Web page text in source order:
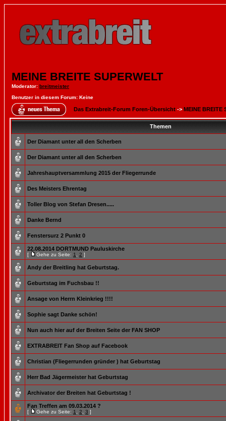
MEINE BREITE SUPERWELT
Moderator: breitmeister
Benutzer in diesem Forum: Keine
Das Extrabreit-Forum Foren-Übersicht -> MEINE BREITE
Themen
Der Diamant unter all den Scherben
Der Diamant unter all den Scherben
Jahreshauptversammlung 2015 der Fliegerrunde
Des Meisters Ehrentag
Toller Blog von Stefan Dresen.....
Danke Bernd
Fenstersurz 2 Punkt 0
22.08.2014 DORTMUND Pauluskirche
[ Gehe zu Seite: 1 2 ]
Andy der Breitling hat Geburtstag.
Geburtstag im Fuchsbau !!
Ansage von Herrn Kleinkrieg !!!!
Sophie sagt Danke schön!
Nun auch hier auf der Breiten Seite der FAN SHOP
EXTRABREIT Fan Shop auf Facebook
Christian (Fliegerrunden gründer ) hat Geburtstag
Herr Bad Jägermeister hat Geburtstag
Archivator der Breiten hat Geburtstag !
Fan Treffen am 09.03.2014 ?
[ Gehe zu Seite: 1 2 3 ]